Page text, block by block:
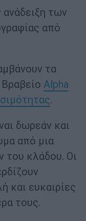
των
από
τα
Alpha
.
δωρεάν και
από μια
του κλάδου. Οι
και ευκαιρίες
τους.